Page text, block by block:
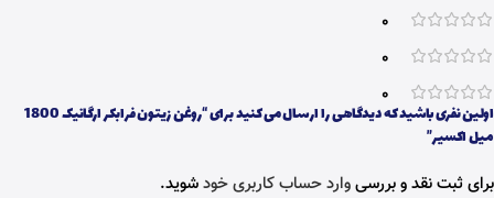
0
0
0
اولین نفری باشید که دیدگاهی را ارسال می کنید برای “روغن زیتون فرابکر ارگانیک 1800
میل اکسیر”
برای ثبت نقد و بررسیوارد حساب کاربری خودشوید.